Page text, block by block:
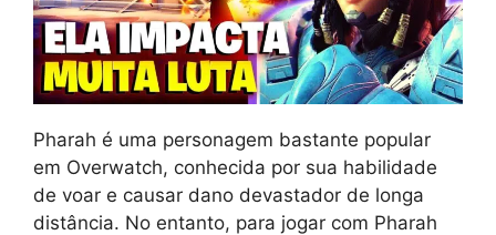
Pharah é uma personagem bastante popular
em Overwatch, conhecida por sua habilidade
de voar e causar dano devastador de longa
distância. No entanto, para jogar com Pharah